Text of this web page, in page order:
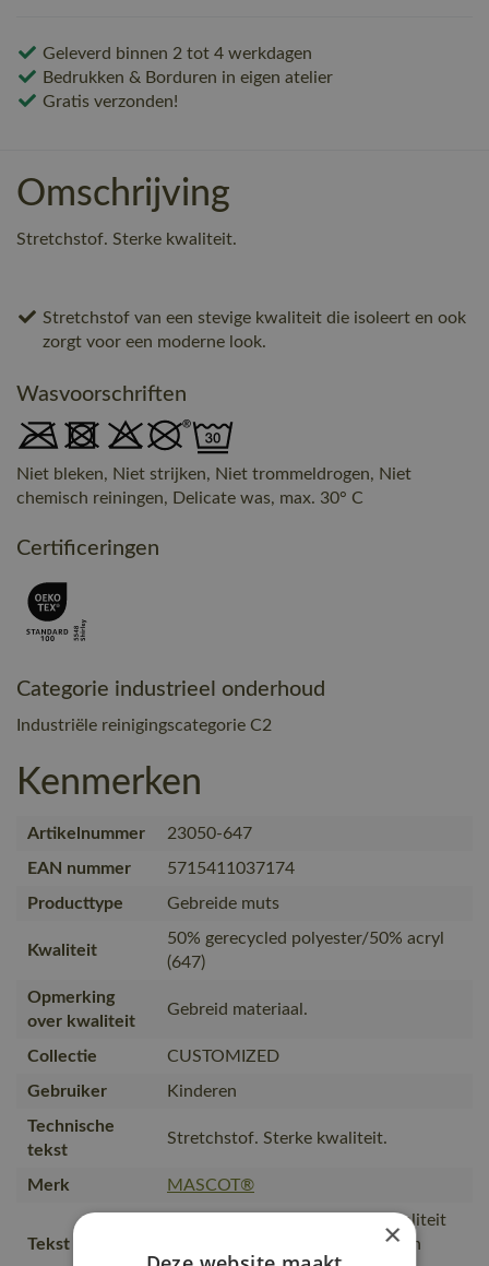
Geleverd binnen 2 tot 4 werkdagen
Bedrukken & Borduren in eigen atelier
Gratis verzonden!
Omschrijving
Stretchstof. Sterke kwaliteit.
Stretchstof van een stevige kwaliteit die isoleert en ook
zorgt voor een moderne look.
Wasvoorschriften
Niet bleken, Niet strijken, Niet trommeldrogen, Niet
chemisch reiningen, Delicate was, max. 30° C
Certificeringen
Categorie industrieel onderhoud
Industriële reinigingscategorie C2
Kenmerken
Artikelnummer
23050-647
EAN nummer
5715411037174
Producttype
Gebreide muts
Kwaliteit
50% gerecycled polyester/50% acryl
(647)
Opmerking
over kwaliteit
Gebreid materiaal.
Collectie
CUSTOMIZED
Gebruiker
Kinderen
Technische
tekst
Stretchstof. Sterke kwaliteit.
Merk MASCOT®
Tekst usp
Stretchstof van een stevige kwaliteit
die isoleert en ook zorgt voor een
×